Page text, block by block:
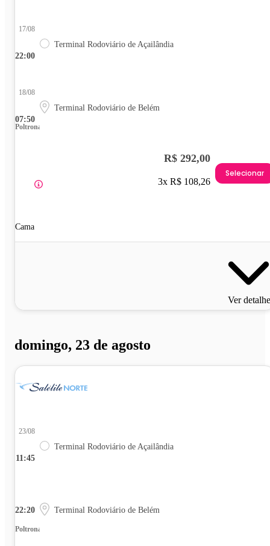
22:00
17/08
Terminal Rodoviário de Açailândia
07:50
18/08
Terminal Rodoviário de Belém
Poltrona
Cama
R$ 292,00
3x R$ 108,26
Selecionar
Ver
domingo, 23 de agosto
11:45
23/08
Terminal Rodoviário de Açailândia
22:20 Terminal Rodoviário de Belém
Poltrona